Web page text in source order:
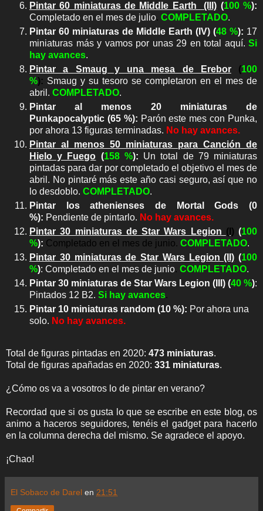
Pintar 60 miniaturas de Middle Earth (III) (100 %):
Completado en el mes de julio. COMPLETADO.
Pintar 60 miniaturas de Middle Earth (IV) (48 %): 17
miniaturas más y vamos por unas 29 en total aquí. Si
hay avances.
Pintar a Smaug y una mesa de Erebor
(100
%): Smaug y su tesoro se completaron en el mes de
abril. COMPLETADO.
Pintar al menos 20 miniaturas de
Punkapocalyptic (65 %): Parón este mes con Punka,
por ahora 13 figuras terminadas. No hay avances.
Pintar al menos 50 miniaturas para Canción de
Hielo y Fuego (158 %): Un total de 79 miniaturas
pintadas para dar por completado el objetivo el mes de
abril. No pintaré más este año casi seguro, así que no
lo desdoblo. COMPLETADO.
Pintar los athenienses de Mortal Gods (0
%): Pendiente de pintarlo. No hay avances.
Pintar 30 miniaturas de Star Wars Legion (I) (100
%): Completado en el mes de junio. COMPLETADO.
Pintar 30 miniaturas de Star Wars Legion (II) (100
%): Completado en el mes de junio. COMPLETADO.
Pintar 30 miniaturas de Star Wars Legion (III) (40 %):
Pintados 12 B2. Si hay avances.
Pintar 10 miniaturas random (10 %): Por ahora una
solo. No hay avances.
Total de figuras pintadas en 2020: 473 miniaturas.
Total de figuras apañadas en 2020: 331 miniaturas.
¿Cómo os va a vosotros lo de pintar en verano?
Recordad que si os gusta lo que se escribe en este blog, os
animo a haceros seguidores, tenéis el gadget para hacerlo
en la columna derecha del mismo. Se agradece el apoyo.
¡Chao!
El Sobaco de Darel en 21:51